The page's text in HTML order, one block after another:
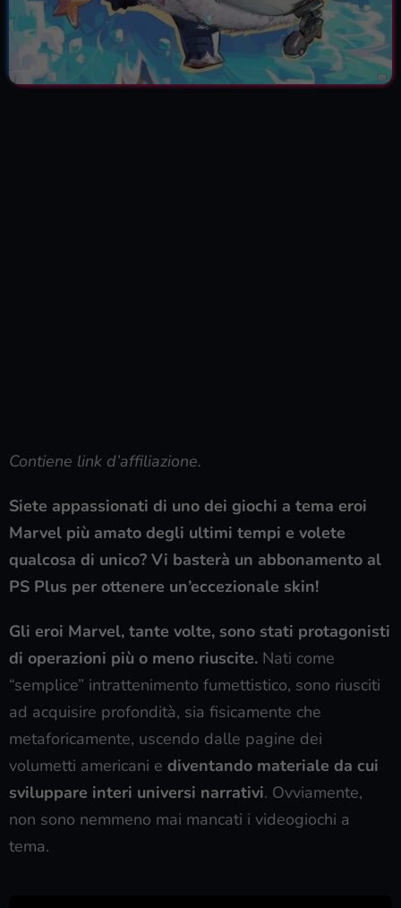
Contiene link d’affiliazione.
Siete appassionati di uno dei giochi a tema eroi
Marvel più amato degli ultimi tempi e volete
qualcosa di unico? Vi basterà un abbonamento al
PS Plus per ottenere un’eccezionale skin!
Gli eroi Marvel, tante volte, sono stati protagonisti
di operazioni più o meno riuscite. Nati come
“semplice” intrattenimento fumettistico, sono riusciti
ad acquisire profondità, sia fisicamente che
metaforicamente, uscendo dalle pagine dei
volumetti americani e diventando materiale da cui
sviluppare interi universi narrativi. Ovviamente,
non sono nemmeno mai mancati i videogiochi a
tema.